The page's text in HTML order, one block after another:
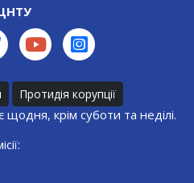
Протидія корупції
крім суботи та неділі.